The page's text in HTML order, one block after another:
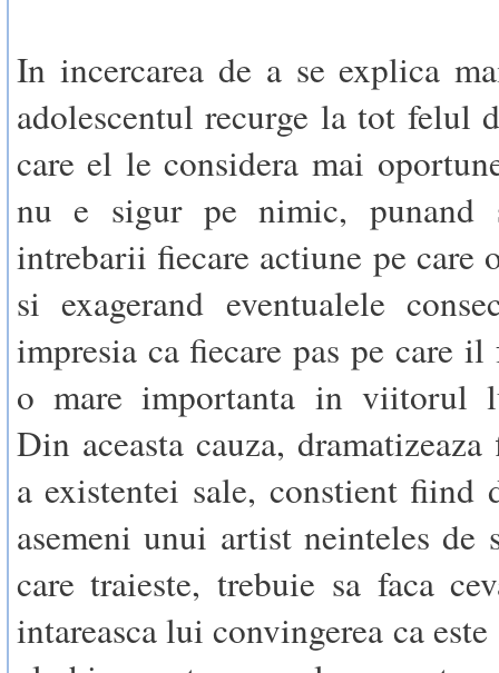
In incercarea de a se explica
adolescentul recurge la tot felul
care el le considera mai
nu e sigur pe nimic, punand
intrebarii fiecare actiune pe care
si exagerand eventualele
impresia ca fiecare pas pe care il
o mare importanta in viitorul
Din aceasta cauza,
a existentei sale, constient fiind
asemeni unui artist neinteles de
care traieste, trebuie sa faca
intareasca lui convingerea ca